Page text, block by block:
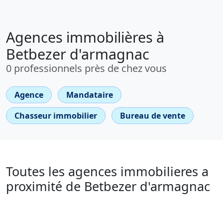
Agences immobilières à
Betbezer d'armagnac
0 professionnels près de chez vous
Agence
Mandataire
Chasseur immobilier
Bureau de vente
Toutes les agences immobilieres a
proximité de Betbezer d'armagnac